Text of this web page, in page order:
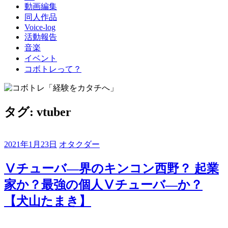
動画編集
同人作品
Voice-log
活動報告
音楽
イベント
コボトレって？
タグ: vtuber
2021年1月23日 オタクダー
Ⅴチューバ―界のキンコン西野？ 起業
家か？最強の個人Ⅴチューバ―か？
【犬山たまき】